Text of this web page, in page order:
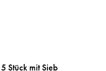
Stück mit Sieb